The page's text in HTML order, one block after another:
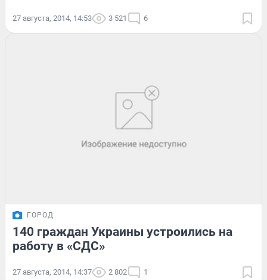
27 августа, 2014, 14:53 3 521 6
ГОРОД
140 граждан Украины устроились на
работу в «СДС»
27 августа, 2014, 14:37 2 802 1